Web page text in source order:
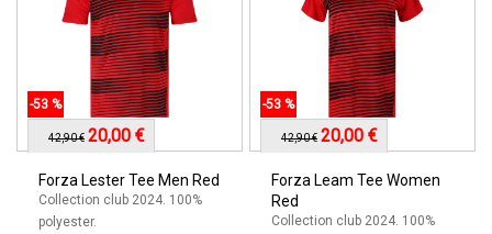
Forza Lester Tee Men Red
Collection club 2024. 100%
polyester.
-53 %
42,90 € 20,00 €
Forza Leam Tee Women
Red
Collection club 2024. 100%
-53 %
42,90 € 20,00 €